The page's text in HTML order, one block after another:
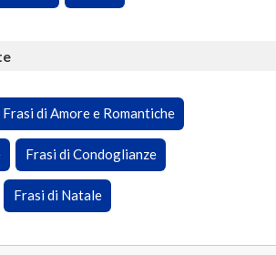
Frasi di Amore e Romantiche
Frasi di Condoglianze
Frasi di Natale